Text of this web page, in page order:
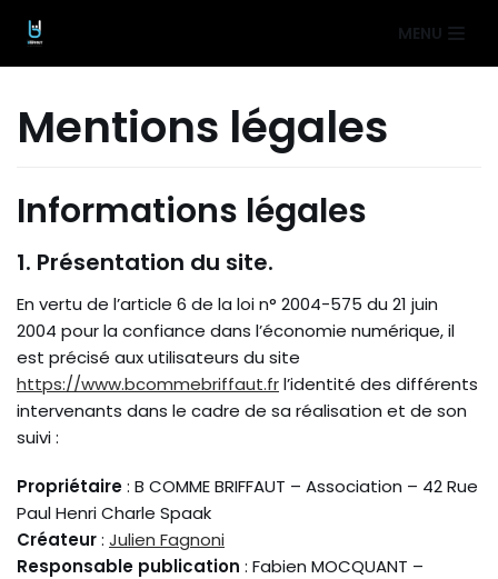
Aller
au
MENU
Mentions légales
Informations légales
1. Présentation du site.
En vertu de l’article 6 de la loi n° 2004-575 du 21 juin
2004 pour la confiance dans l’économie numérique, il
est précisé aux utilisateurs du site
https://www.bcommebriffaut.frl’identité des différents
intervenants dans le cadre de sa réalisation et de son
suivi :
Propriétaire: B COMME BRIFFAUT – Association – 42 Rue
Paul Henri Charle Spaak
Créateur: Julien Fagnoni
Responsable publication : Fabien MOCQUANT –